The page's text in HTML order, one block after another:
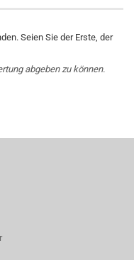
Seien Sie der Erste, der
abgeben zu können.